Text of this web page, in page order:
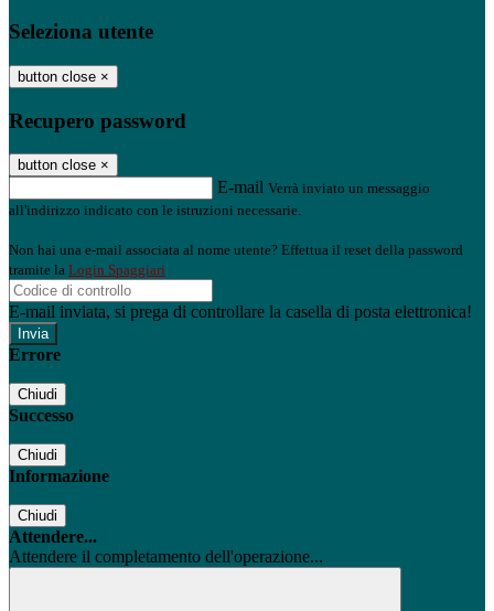
Seleziona utente
button close ×
Recupero password
button close ×
E-mail Verrà inviato un messaggio
all'indirizzo indicato con le istruzioni necessarie.
Non hai una e-mail associata al nome utente? Effettua il reset della password
tramite la Login Spaggiari
E-mail inviata, si prega di controllare la casella di posta elettronica!
Errore
Chiudi
Successo
Chiudi
Informazione
Chiudi
Attendere...
Attendere il completamento dell'operazione...